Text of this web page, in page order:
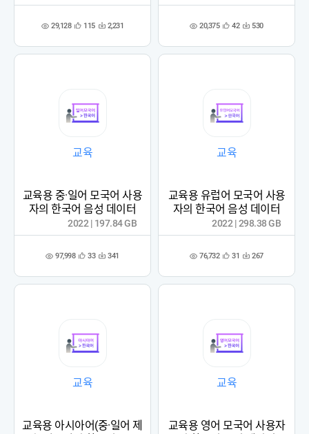
조 29,128 관
록
115 다 2,231
조 20,375 관
록
42 다 530
교육
교육용 중·일어 모국어 사용
자의 한국어 음성 데이터
조 97,998 관
록
33 다 341
2022 | 197.84 GB
교육
교육용 유럽어 모국어 사용
자의 한국어 음성 데이터
조 76,732 관
록
31 다 267
2022 | 298.38 GB
교육
교육용 아시아어(중·일어 제
교육
교육용 영어 모국어 사용자